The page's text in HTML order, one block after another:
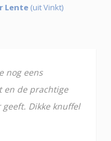
Lente (uit Vinkt)
nog eens
en de prachtige
Dikke knuffel